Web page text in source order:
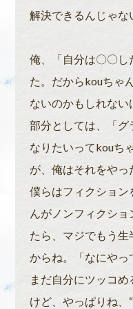
解決できるんじゃな
俺、「自分は〇〇し
た。だからkouちゃ
ないのかもしれな
部分としては、「グ
なりたいってkouち
が、俺はそれをやっ
僕らはフィクション
んがノンフィクシ
たら、マジでもう生
からね。「なにや
まだ自分にツッコ
けど、やっぱりね、